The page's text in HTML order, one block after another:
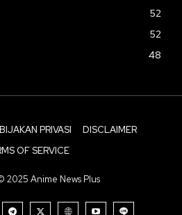
52
52
48
PRIVASI
DISCLAIMER
OF SERVICE
2025 Anime News Plus